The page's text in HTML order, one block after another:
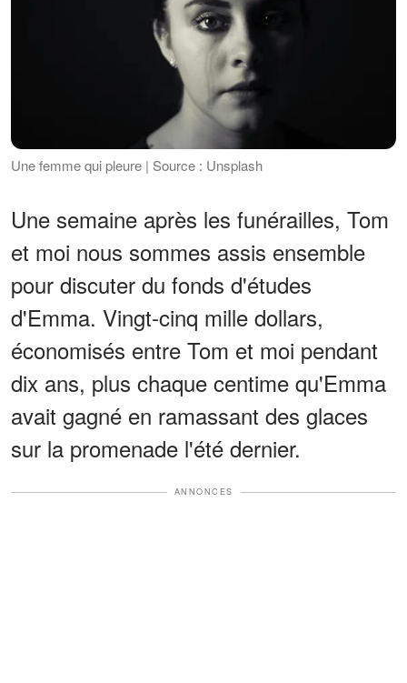
Une femme qui pleure | Source : Unsplash
Une semaine après les funérailles, Tom
et moi nous sommes assis ensemble
pour discuter du fonds d'études
d'Emma. Vingt-cinq mille dollars,
économisés entre Tom et moi pendant
dix ans, plus chaque centime qu'Emma
avait gagné en ramassant des glaces
sur la promenade l'été dernier.
ANNONCES